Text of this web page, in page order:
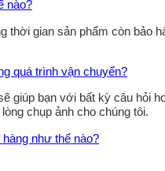
nào?
thời gian sản phẩm còn
quá trình vận chuyển?
giúp bạn với bất kỳ câu hỏi
chụp ảnh cho chúng tôi.
như thế nào?